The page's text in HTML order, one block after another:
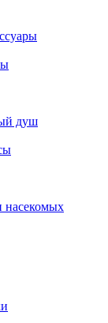
душ
насекомых